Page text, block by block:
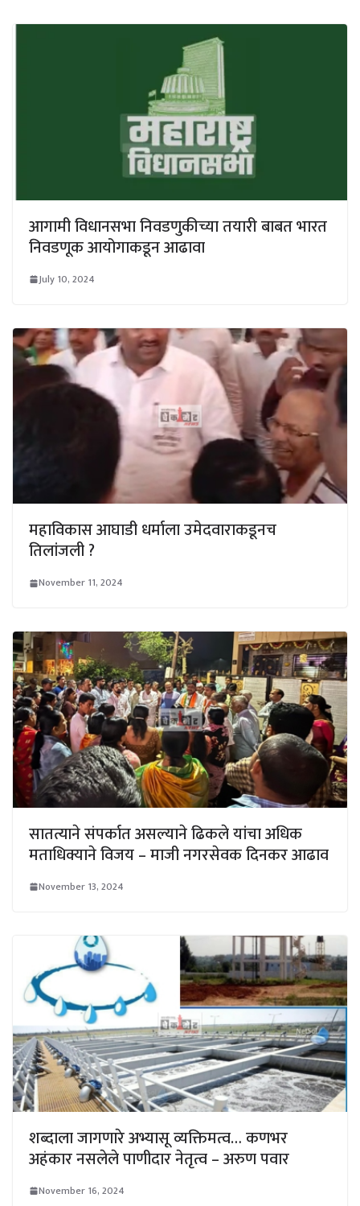
आगामी विधानसभा निवडणुकीच्या तयारी बाबत भारत
निवडणूक आयोगाकडून आढावा
July 10, 2024
महाविकास आघाडी धर्माला उमेदवाराकडूनच
तिलांजली ?
November 11, 2024
सातत्याने संपर्कात असल्याने ढिकले यांचा अधिक
मताधिक्याने विजय – माजी नगरसेवक दिनकर आढाव
November 13, 2024
शब्दाला जागणारे अभ्यासू व्यक्तिमत्व… कणभर
अहंकार नसलेले पाणीदार नेतृत्व – अरुण पवार
November 16, 2024